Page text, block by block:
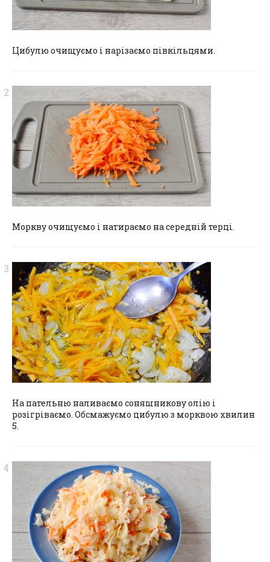
Цибулю очищуємо і нарізаємо півкільцями.
Моркву очищуємо і натираємо на середній терці.
На пательню наливаємо соняшникову олію і
розігріваємо. Обсмажуємо цибулю з морквою хвилин
5.